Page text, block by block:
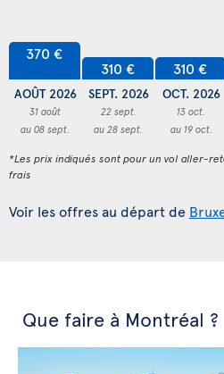
370 €
AOÛT 2026
31 août
au 08 sept.
310 €
SEPT. 2026
22 sept.
au 28 sept.
310 €
OCT. 2026
13 oct.
au 19 oct.
*Les prix indiqués sont pour un vol aller-
frais
Voir les offres au départ de
Que faire à Montréal ?